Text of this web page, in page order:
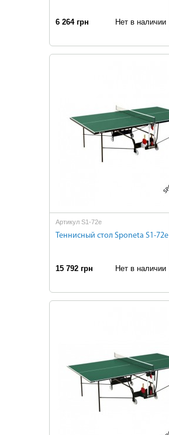
6 264 грн Нет в наличии
Артикул S1-72e
Теннисный стол Sponeta S1-72e
15 792 грн Нет в наличии